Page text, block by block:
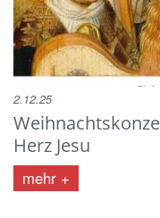
Herz Jesu
2.12.25
mehr